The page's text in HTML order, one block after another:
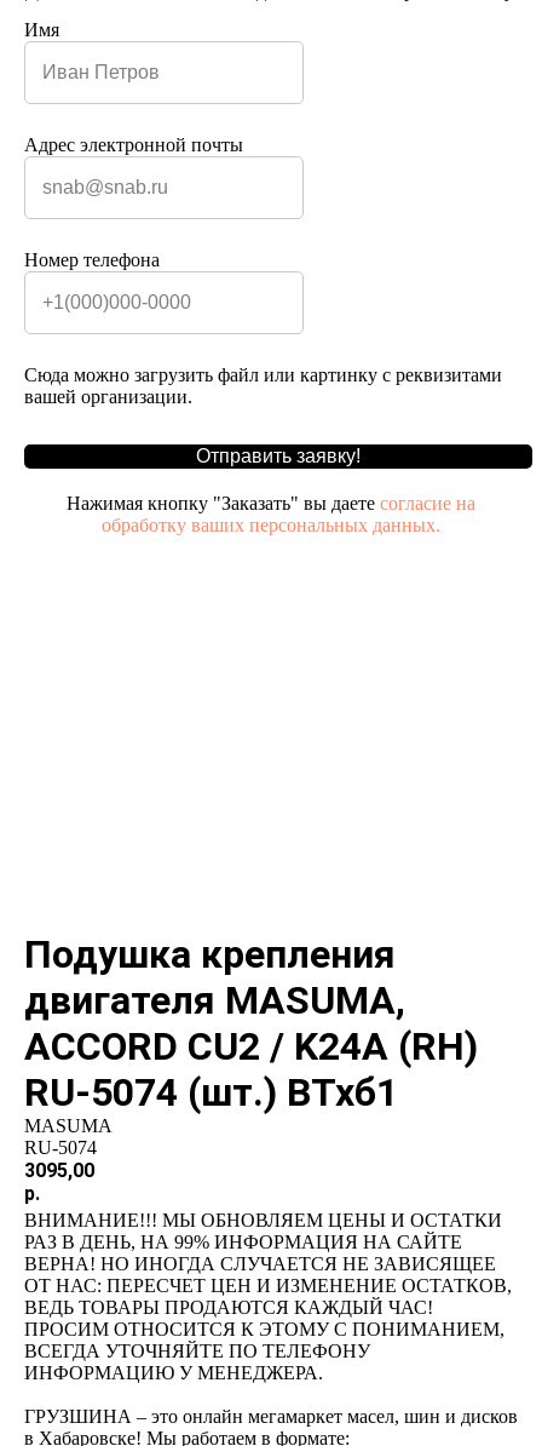
Имя
Адрес электронной почты
Номер телефона
Сюда можно загрузить файл или картинку с реквизитами
вашей организации.
Отправить заявку!
Нажимая кнопку "Заказать" вы даете согласие на
обработку ваших персональных данных.
Подушка крепления
двигателя MASUMA,
ACCORD CU2 / K24A (RH)
RU-5074 (шт.) ВТхб1
MASUMA
RU-5074
3095,00
р.
ВНИМАНИЕ!!! МЫ ОБНОВЛЯЕМ ЦЕНЫ И ОСТАТКИ
РАЗ В ДЕНЬ, НА 99% ИНФОРМАЦИЯ НА САЙТЕ
ВЕРНА! НО ИНОГДА СЛУЧАЕТСЯ НЕ ЗАВИСЯЩЕЕ
ОТ НАС: ПЕРЕСЧЕТ ЦЕН И ИЗМЕНЕНИЕ ОСТАТКОВ,
ВЕДЬ ТОВАРЫ ПРОДАЮТСЯ КАЖДЫЙ ЧАС!
ПРОСИМ ОТНОСИТСЯ К ЭТОМУ С ПОНИМАНИЕМ,
ВСЕГДА УТОЧНЯЙТЕ ПО ТЕЛЕФОНУ
ИНФОРМАЦИЮ У МЕНЕДЖЕРА.
ГРУЗШИНА – это онлайн мегамаркет масел, шин и дисков
в Хабаровске! Мы работаем в формате: